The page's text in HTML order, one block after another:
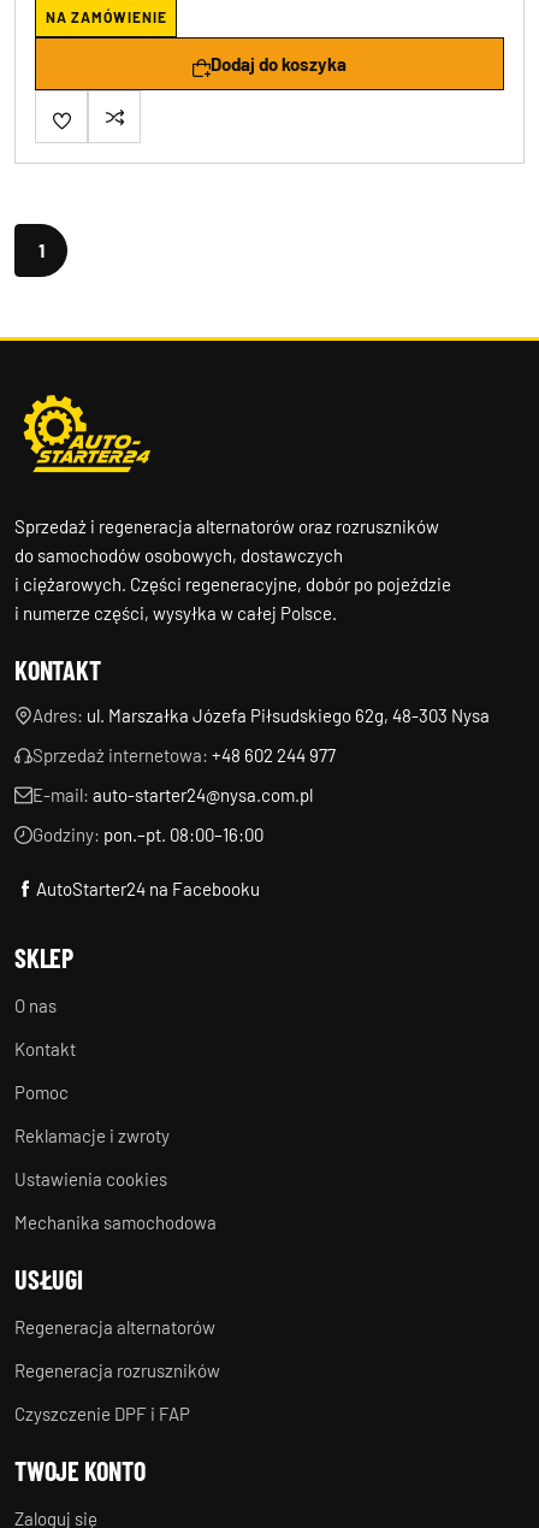
NA ZAMÓWIENIE
Dodaj do koszyka
1
Sprzedaż i regeneracja alternatorów oraz rozruszników
do samochodów osobowych, dostawczych
i ciężarowych. Części regeneracyjne, dobór po pojeździe
i numerze części, wysyłka w całej Polsce.
KONTAKT
Adres: ul. Marszałka Józefa Piłsudskiego 62g, 48-303 Nysa
Sprzedaż internetowa: +48 602 244 977
E-mail: auto-starter24@nysa.com.pl
Godziny: pon.–pt. 08:00–16:00
AutoStarter24 na Facebooku
SKLEP
O nas
Kontakt
Pomoc
Reklamacje i zwroty
Ustawienia cookies
Mechanika samochodowa
USŁUGI
Regeneracja alternatorów
Regeneracja rozruszników
Czyszczenie DPF i FAP
TWOJE KONTO
Zaloguj się